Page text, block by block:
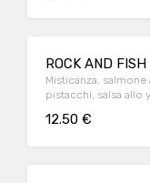
ROCK AND FISH
Misticanza,
pistacchi, salsa allo
12.50 €